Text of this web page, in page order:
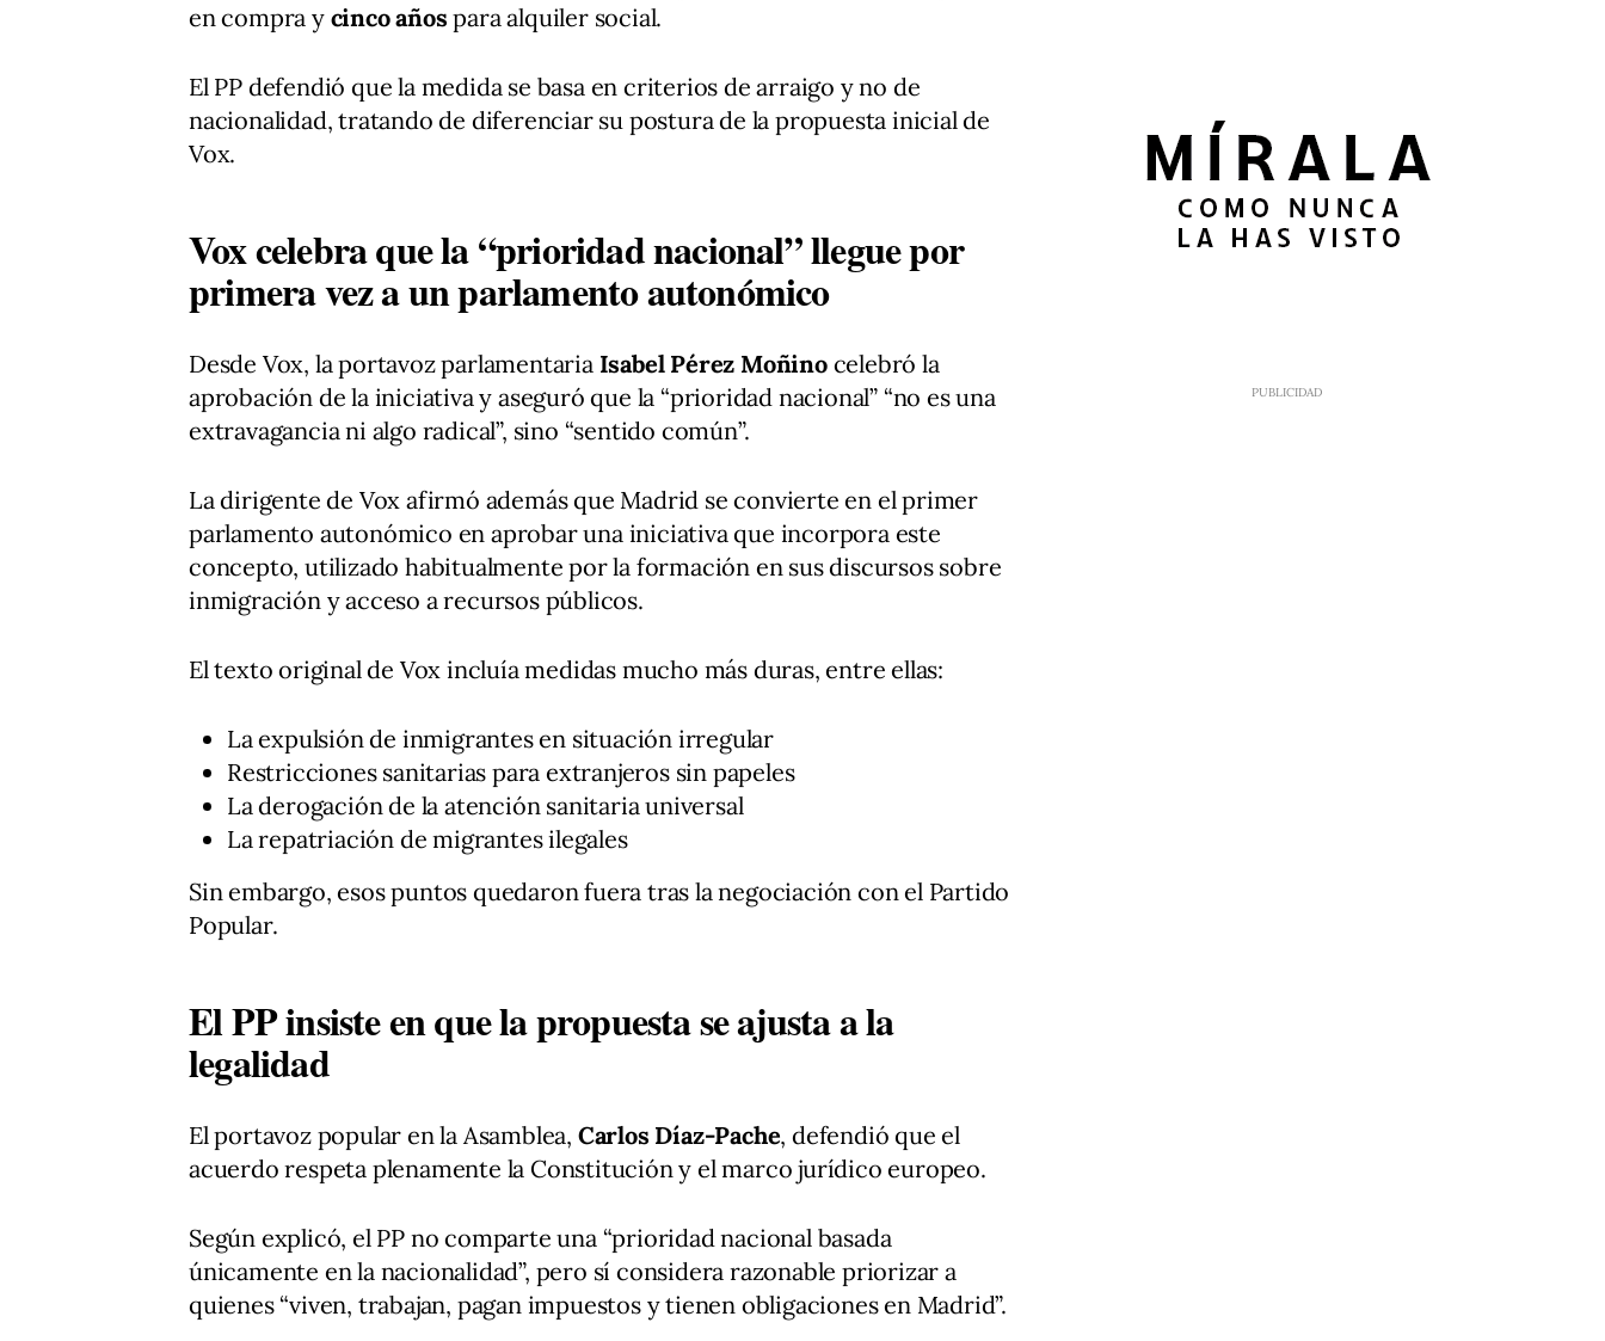
en compra y cinco años para alquiler social.
El PP defendió que la medida se basa en criterios de arraigo y no de
nacionalidad, tratando de diferenciar su postura de la propuesta inicial de
Vox.
Vox celebra que la “prioridad nacional” llegue por
primera vez a un parlamento autonómico
Desde Vox, la portavoz parlamentaria Isabel Pérez Moñinocelebró la
aprobación de la iniciativa y aseguró que la “prioridad nacional” “no es una
extravagancia ni algo radical”, sino “sentido común”.
La dirigente de Vox afirmó además que Madrid se convierte en el primer
parlamento autonómico en aprobar una iniciativa que incorpora este
concepto, utilizado habitualmente por la formación en sus discursos sobre
inmigración y acceso a recursos públicos.
El texto original de Vox incluía medidas mucho más duras, entre ellas:
La expulsión de inmigrantes en situación irregular
Restricciones sanitarias para extranjeros sin papeles
La derogación de la atención sanitaria universal
La repatriación de migrantes ilegales
Sin embargo, esos puntos quedaron fuera tras la negociación con el Partido
Popular.
El PP insiste en que la propuesta se ajusta a la
legalidad
El portavoz popular en la Asamblea, Carlos Díaz-Pache, defendió que el
acuerdo respeta plenamente la Constitución y el marco jurídico europeo.
Según explicó, el PP no comparte una “prioridad nacional basada
únicamente en la nacionalidad”, pero sí considera razonable priorizar a
quienes “viven, trabajan, pagan impuestos y tienen obligaciones en Madrid”.